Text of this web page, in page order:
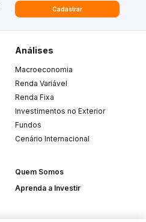
Cadastrar
Análises
Macroeconomia
Renda Variável
Renda Fixa
Investimentos no Exterior
Fundos
Cenário Internacional
Quem Somos
Aprenda a Investir